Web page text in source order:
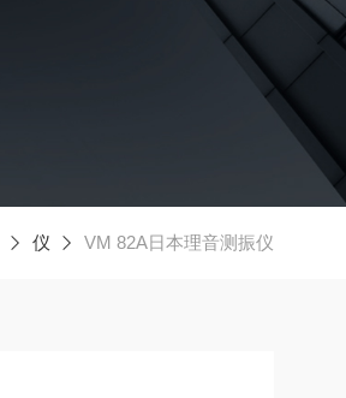
仪 VM 82A日本理音测振仪